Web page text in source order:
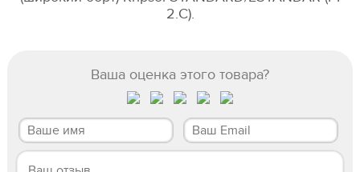
2.С).
Ваша оценка этого товара?